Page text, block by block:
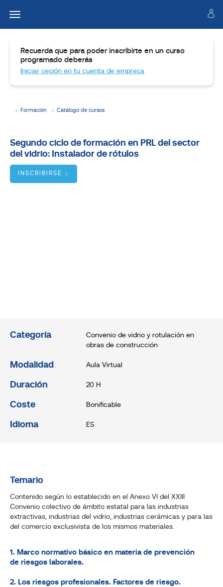
Formación Catálogo de cursos
Dirigido
a
Objetivos
Recuerda que para poder inscribirte en un curso
programado deberás
Iniciar sesión en tu cuenta de empresa
Segundo ciclo de formación en PRL del sector
del vidrio: Instalador de rótulos
INSCRIBIRSE
Categoría
Convenio de vidrio y rotulación en
obras de construcción
Modalidad Aula Virtual
Duración 20 H
Coste Bonificable
Idioma ES
Temario
Contenido según lo establecido en el Anexo VI del XXIII
Convenio colectivo de ámbito estatal para las industrias
extractivas, industrias del vidrio, industrias cerámicas y para las
del comercio exclusivista de los mismos materiales.
1. Marco normativo básico en materia de prevención
de riesgos laborales.
2. Los riesgos profesionales. Factores de riesgo.